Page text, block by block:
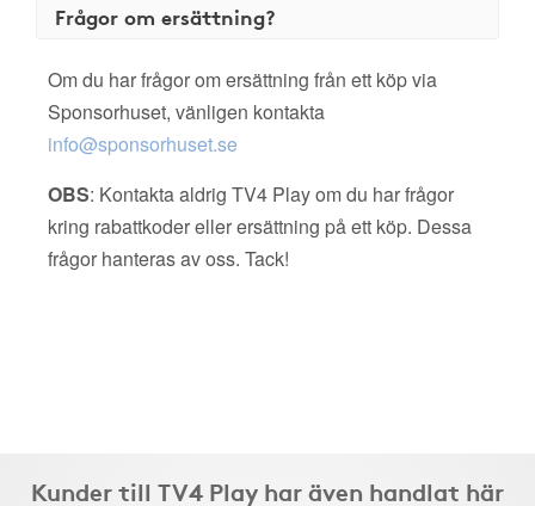
Frågor om ersättning?
Om du har frågor om ersättning från ett köp via
Sponsorhuset, vänligen kontakta
info@sponsorhuset.se
OBS: Kontakta aldrig TV4 Play om du har frågor
kring rabattkoder eller ersättning på ett köp. Dessa
frågor hanteras av oss. Tack!
Kunder till TV4 Play har även handlat här